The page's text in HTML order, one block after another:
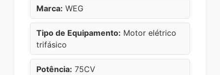
Marca: WEG
Tipo de Equipamento: Motor elétrico
trifásico
Potência: 75CV